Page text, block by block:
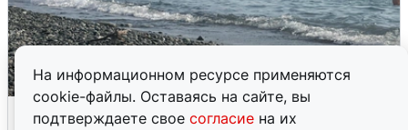
На информационном ресурсе применяются
cookie-файлы. Оставаясь на сайте, вы
подтверждаете свое согласие на их
Сирены в Сочи: новая угроза БПЛА